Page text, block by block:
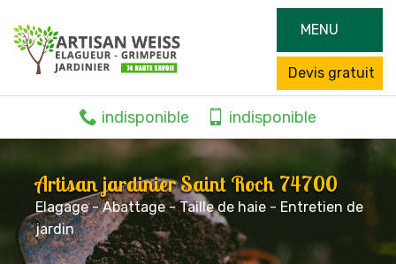
MENU
Devis gratuit
indisponible indisponible
Artisan jardinier Saint Roch 74700
Elagage - Abattage - Taille de haie - Entretien de
jardin